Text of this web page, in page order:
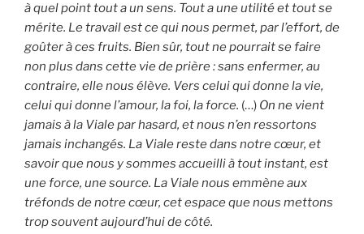
à quel point tout a un sens. Tout a une utilité et tout se
mérite. Le travail est ce qui nous permet, par l’effort, de
goûter à ces fruits. Bien sûr, tout ne pourrait se faire
non plus dans cette vie de prière : sans enfermer, au
contraire, elle nous élève. Vers celui qui donne la vie,
celui qui donne l’amour, la foi, la force. (…) On ne vient
jamais à la Viale par hasard, et nous n’en ressortons
jamais inchangés. La Viale reste dans notre cœur, et
savoir que nous y sommes accueilli à tout instant, est
une force, une source. La Viale nous emmène aux
tréfonds de notre cœur, cet espace que nous mettons
trop souvent aujourd’hui de côté.